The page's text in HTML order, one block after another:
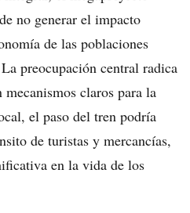
no generar el impacto
de las poblaciones
preocupación central radica
mecanismos claros para la
el paso del tren podría
de turistas y mercancías,
en la vida de los